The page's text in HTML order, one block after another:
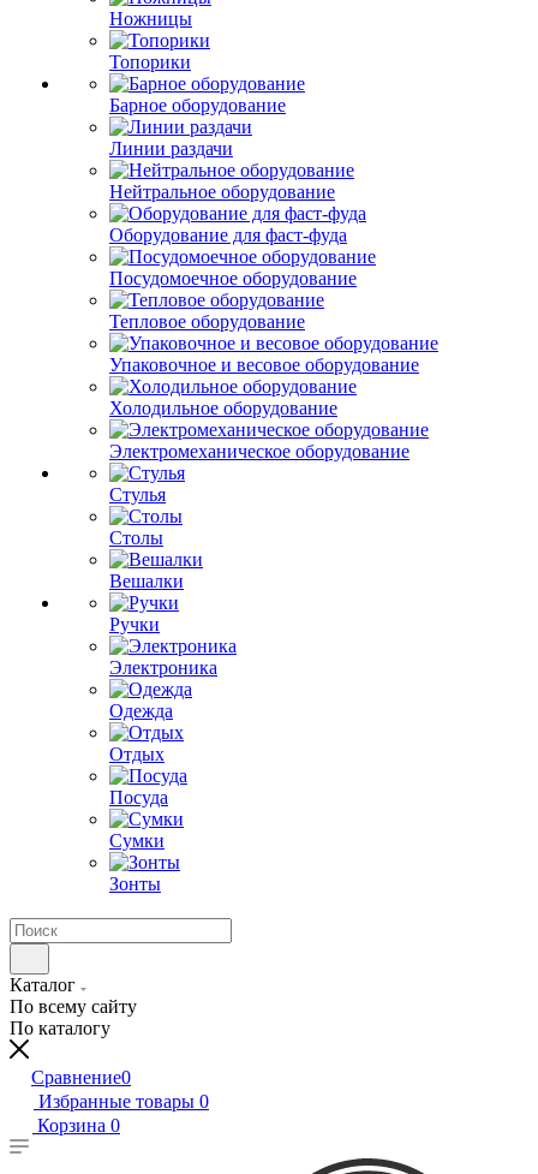
Ножницы
Топорики
Барное оборудование
Линии раздачи
Нейтральное оборудование
Оборудование для фаст-фуда
Посудомоечное оборудование
Тепловое оборудование
Упаковочное и весовое оборудование
Холодильное оборудование
Электромеханическое оборудование
Стулья
Столы
Вешалки
Ручки
Электроника
Одежда
Отдых
Посуда
Сумки
Зонты
Каталог
По всему сайту
По каталогу
Сравнение0
Избранные товары 0
Корзина 0